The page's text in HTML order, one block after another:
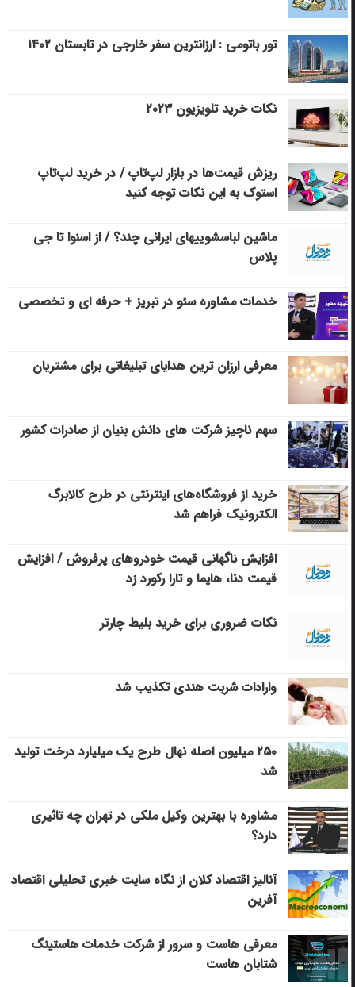
تور باتومی : ارزانترین سفر خارجی در تابستان ۱۴۰۲
نکات خرید تلویزیون ۲۰۲۳
ریزش قیمت‌ها در بازار لپ‌تاپ / در خرید لپ‌تاپ
استوک به این نکات توجه کنید
ماشین لباسشویی‎های ایرانی چند؟ / از اسنوا تا جی
پلاس
خدمات مشاوره سئو در تبریز + حرفه ای و تخصصی
معرفی ارزان ترین هدایای تبلیغاتی برای مشتریان
سهم ناچیز شرکت های دانش بنیان از صادرات کشور
خرید از فروشگاه‌های اینترنتی در طرح کالابرگ
الکترونیک فراهم شد
افزایش ناگهانی قیمت خودروهای پرفروش / افزایش
قیمت دنا، هایما و تارا رکورد زد
نکات ضروری برای خرید بلیط چارتر
وارادات شربت هندی تکذیب شد
۲۵۰ میلیون اصله نهال طرح یک میلیارد درخت تولید
شد
مشاوره با بهترین وکیل ملکی در تهران چه تاثیری
دارد؟
آنالیز اقتصاد کلان از نگاه سایت خبری تحلیلی اقتصاد
آفرین
معرفی هاست و سرور از شرکت خدمات هاستینگ
شتابان هاست